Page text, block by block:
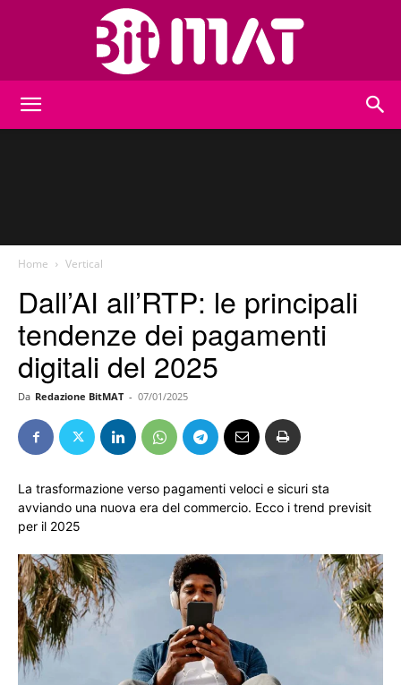
Home Vertical
Dall’AI all’RTP: le principali
tendenze dei pagamenti
digitali del 2025
Da Redazione BitMAT - 07/01/2025
La trasformazione verso pagamenti veloci e sicuri sta
avviando una nuova era del commercio. Ecco i trend previsit
per il 2025